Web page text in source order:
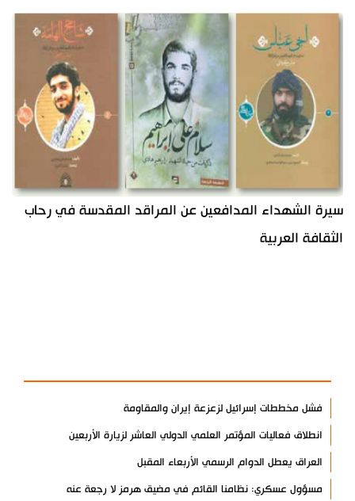
سيرة الشهداء المدافعين عن المراقد المقدسة في رحاب
الثقافة العربية
فشل مخططات إسرائيل لزعزعة إيران والمقاومة
انطلاق فعاليات المؤتمر العلمي الدولي العاشر لزيارة الأربعين
العراق يعطل الدوام الرسمي الأربعاء المقبل
مسؤول عسكري: نظامنا القائم في مضيق هرمز لا رجعة عنه